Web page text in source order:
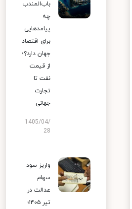
باب‌المندب
چه
پیامدهایی
برای اقتصاد
جهان دارد؟؛
از قیمت
نفت تا
تجارت
جهانی
1405/04/
28
واریز سود
سهام
عدالت در
تیر ۱۴۰۵؛